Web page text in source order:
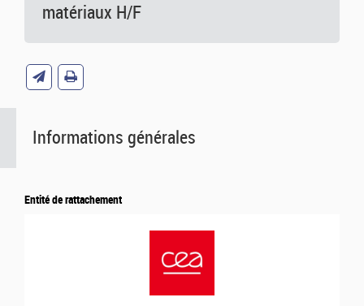
matériaux H/F
Informations générales
Entité de rattachement